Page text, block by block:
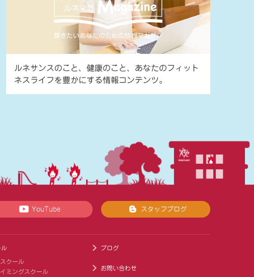
ルネサンスのこと、健康のこと、あなたのフィット
ネスライフを豊かにする情報コンテンツ。
YouTube スタッフブログ
ル
クール
ミングスクール
ブログ
お問い合わせ